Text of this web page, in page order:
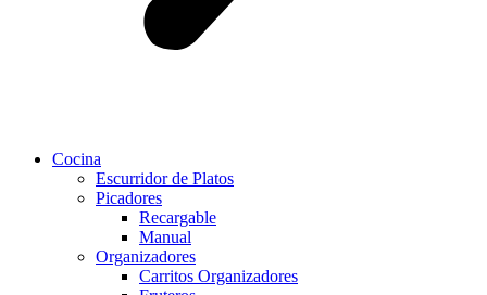
Cocina
Escurridor de Platos
Picadores
Recargable
Manual
Organizadores
Carritos Organizadores